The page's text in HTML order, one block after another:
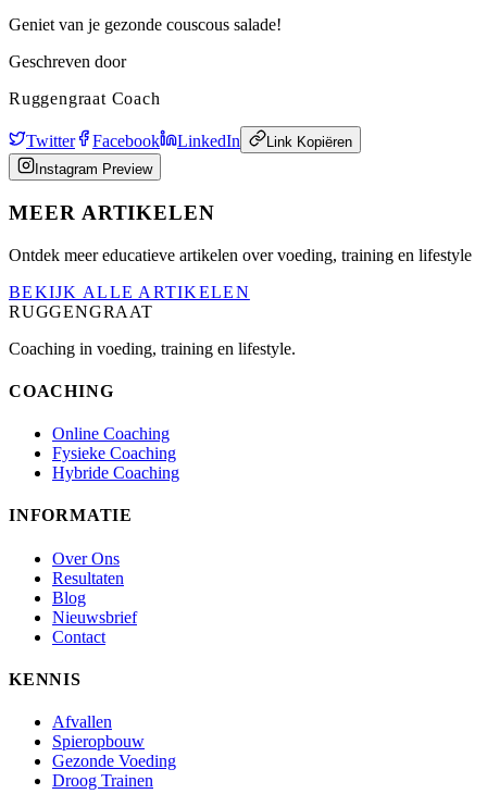
Geniet van je gezonde couscous salade!
Geschreven door
Ruggengraat Coach
Twitter Facebook LinkedIn
Link Kopiëren
Instagram Preview
MEER ARTIKELEN
Ontdek meer educatieve artikelen over voeding, training en lifestyle
BEKIJK ALLE ARTIKELEN
RUGGENGRAAT
Coaching in voeding, training en lifestyle.
COACHING
Online Coaching
Fysieke Coaching
Hybride Coaching
INFORMATIE
Over Ons
Resultaten
Blog
Nieuwsbrief
Contact
KENNIS
Afvallen
Spieropbouw
Gezonde Voeding
Droog Trainen